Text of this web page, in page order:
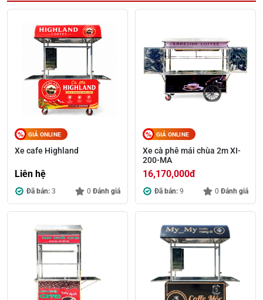
GIÁ ONLINE
Xe cafe Highland
Liên hệ
Đã bán: 3 0 Đánh giá
GIÁ ONLINE
Xe cà phê mái chùa 2m XI-
200-MA
16,170,000đ
Đã bán: 9 0 Đánh giá